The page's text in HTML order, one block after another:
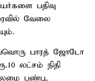
பதிவு
வேலை
பாரத் ஜோடோ
லட்சம் நிதி
பண்பு,